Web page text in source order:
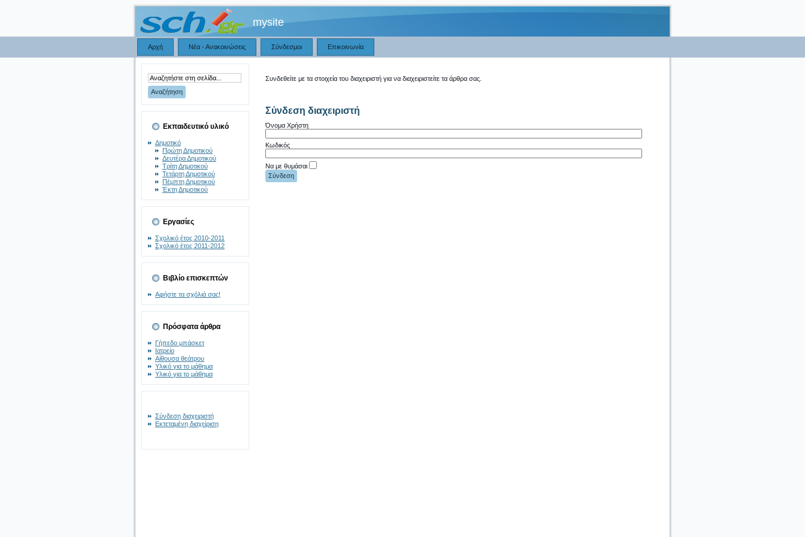
mysite
Αρχή Νέα - Ανακοινώσεις Σύνδεσμοι Επικοινωνία
Εκπαιδευτικό υλικό
Δημοτικό
Πρώτη Δημοτικού
Δευτέρα Δημοτικού
Τρίτη Δημοτικού
Τετάρτη Δημοτικού
Πέμπτη Δημοτικού
Έκτη Δημοτικού
Εργασίες
Σχολικό έτος 2010-2011
Σχολικό έτος 2011-2012
Βιβλίο επισκεπτών
Αφήστε τα σχόλιά σας!
Πρόσφατα άρθρα
Γήπεδο μπάσκετ
Ιατρείο
Αίθουσα θεάτρου
Υλικό για το μάθημα
Υλικό για το μάθημα
Σύνδεση διαχειριστή
Εκτεταμένη διαχείριση
Συνδεθείτε με τα στοιχεία του διαχειριστή για να διαχειριστείτε τα άρθρα σας.
Σύνδεση διαχειριστή
Όνομα Χρήστη
Κωδικός
Να με θυμάσαι